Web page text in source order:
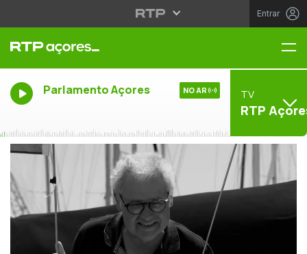
Entrar
Parlamento Açores NO AR TV
RTP